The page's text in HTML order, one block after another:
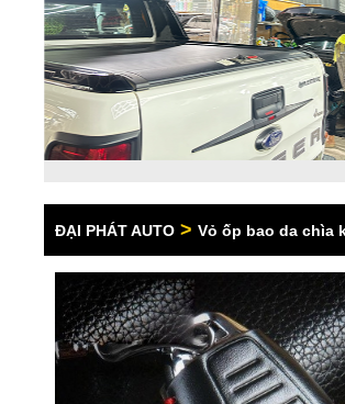
ĐẠI PHÁT AUTO > Vỏ ốp bao da chìa